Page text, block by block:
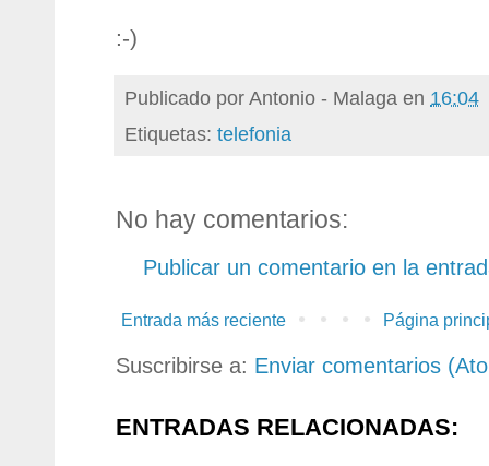
:-)
Publicado porAntonio - Malaga en 16:04
Etiquetas: telefonia
No hay comentarios:
Publicar un comentario en la
Entrada más reciente Página
Suscribirse a: Enviar comentarios
ENTRADAS RELACIONADAS: